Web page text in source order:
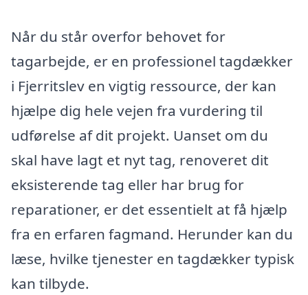
Når du står overfor behovet for
tagarbejde, er en professionel tagdækker
i Fjerritslev en vigtig ressource, der kan
hjælpe dig hele vejen fra vurdering til
udførelse af dit projekt. Uanset om du
skal have lagt et nyt tag, renoveret dit
eksisterende tag eller har brug for
reparationer, er det essentielt at få hjælp
fra en erfaren fagmand. Herunder kan du
læse, hvilke tjenester en tagdækker typisk
kan tilbyde.